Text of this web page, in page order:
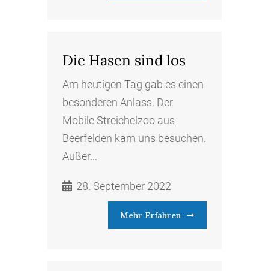
Die Hasen sind los
Am heutigen Tag gab es einen
besonderen Anlass. Der
Mobile Streichelzoo aus
Beerfelden kam uns besuchen.
Außer...
28. September 2022
Mehr Erfahren